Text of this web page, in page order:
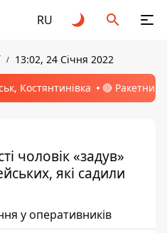
RU
13:02, 24 Січня 2022
Костянтинівка 🔴 Ракетний
чоловік «задув»
які садили
у оперативників